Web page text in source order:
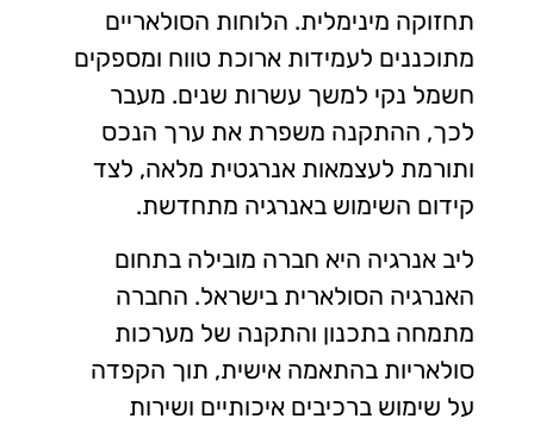
תחזוקה מינימלית. הלוחות הסולאריים
מתוכננים לעמידות ארוכת טווח ומספקים
חשמל נקי למשך עשרות שנים. מעבר
לכך, ההתקנה משפרת את ערך הנכס
ותורמת לעצמאות אנרגטית מלאה, לצד
קידום השימוש באנרגיה מתחדשת.
ליב אנרגיה היא חברה מובילה בתחום
האנרגיה הסולארית בישראל. החברה
מתמחה בתכנון והתקנה של מערכות
סולאריות בהתאמה אישית, תוך הקפדה
על שימוש ברכיבים איכותיים ושירות